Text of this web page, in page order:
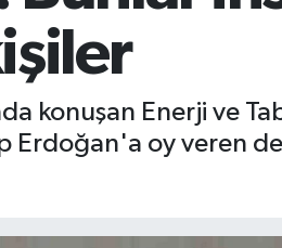
konuşan Enerji ve
Erdoğan'a oy veren